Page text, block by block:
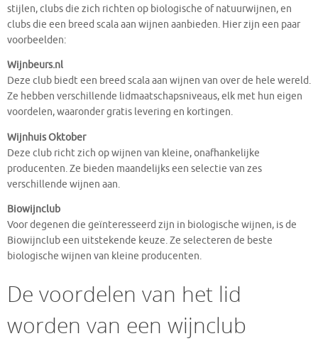
stijlen, clubs die zich richten op biologische of natuurwijnen, en
clubs die een breed scala aan wijnen aanbieden. Hier zijn een paar
voorbeelden:
Wijnbeurs.nl
Deze club biedt een breed scala aan wijnen van over de hele wereld.
Ze hebben verschillende lidmaatschapsniveaus, elk met hun eigen
voordelen, waaronder gratis levering en kortingen.
Wijnhuis Oktober
Deze club richt zich op wijnen van kleine, onafhankelijke
producenten. Ze bieden maandelijks een selectie van zes
verschillende wijnen aan.
Biowijnclub
Voor degenen die geïnteresseerd zijn in biologische wijnen, is de
Biowijnclub een uitstekende keuze. Ze selecteren de beste
biologische wijnen van kleine producenten.
De voordelen van het lid
worden van een wijnclub